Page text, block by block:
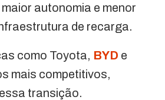
autonomia e menor
de recarga.
como Toyota, BYD e
mais competitivos,
transição.